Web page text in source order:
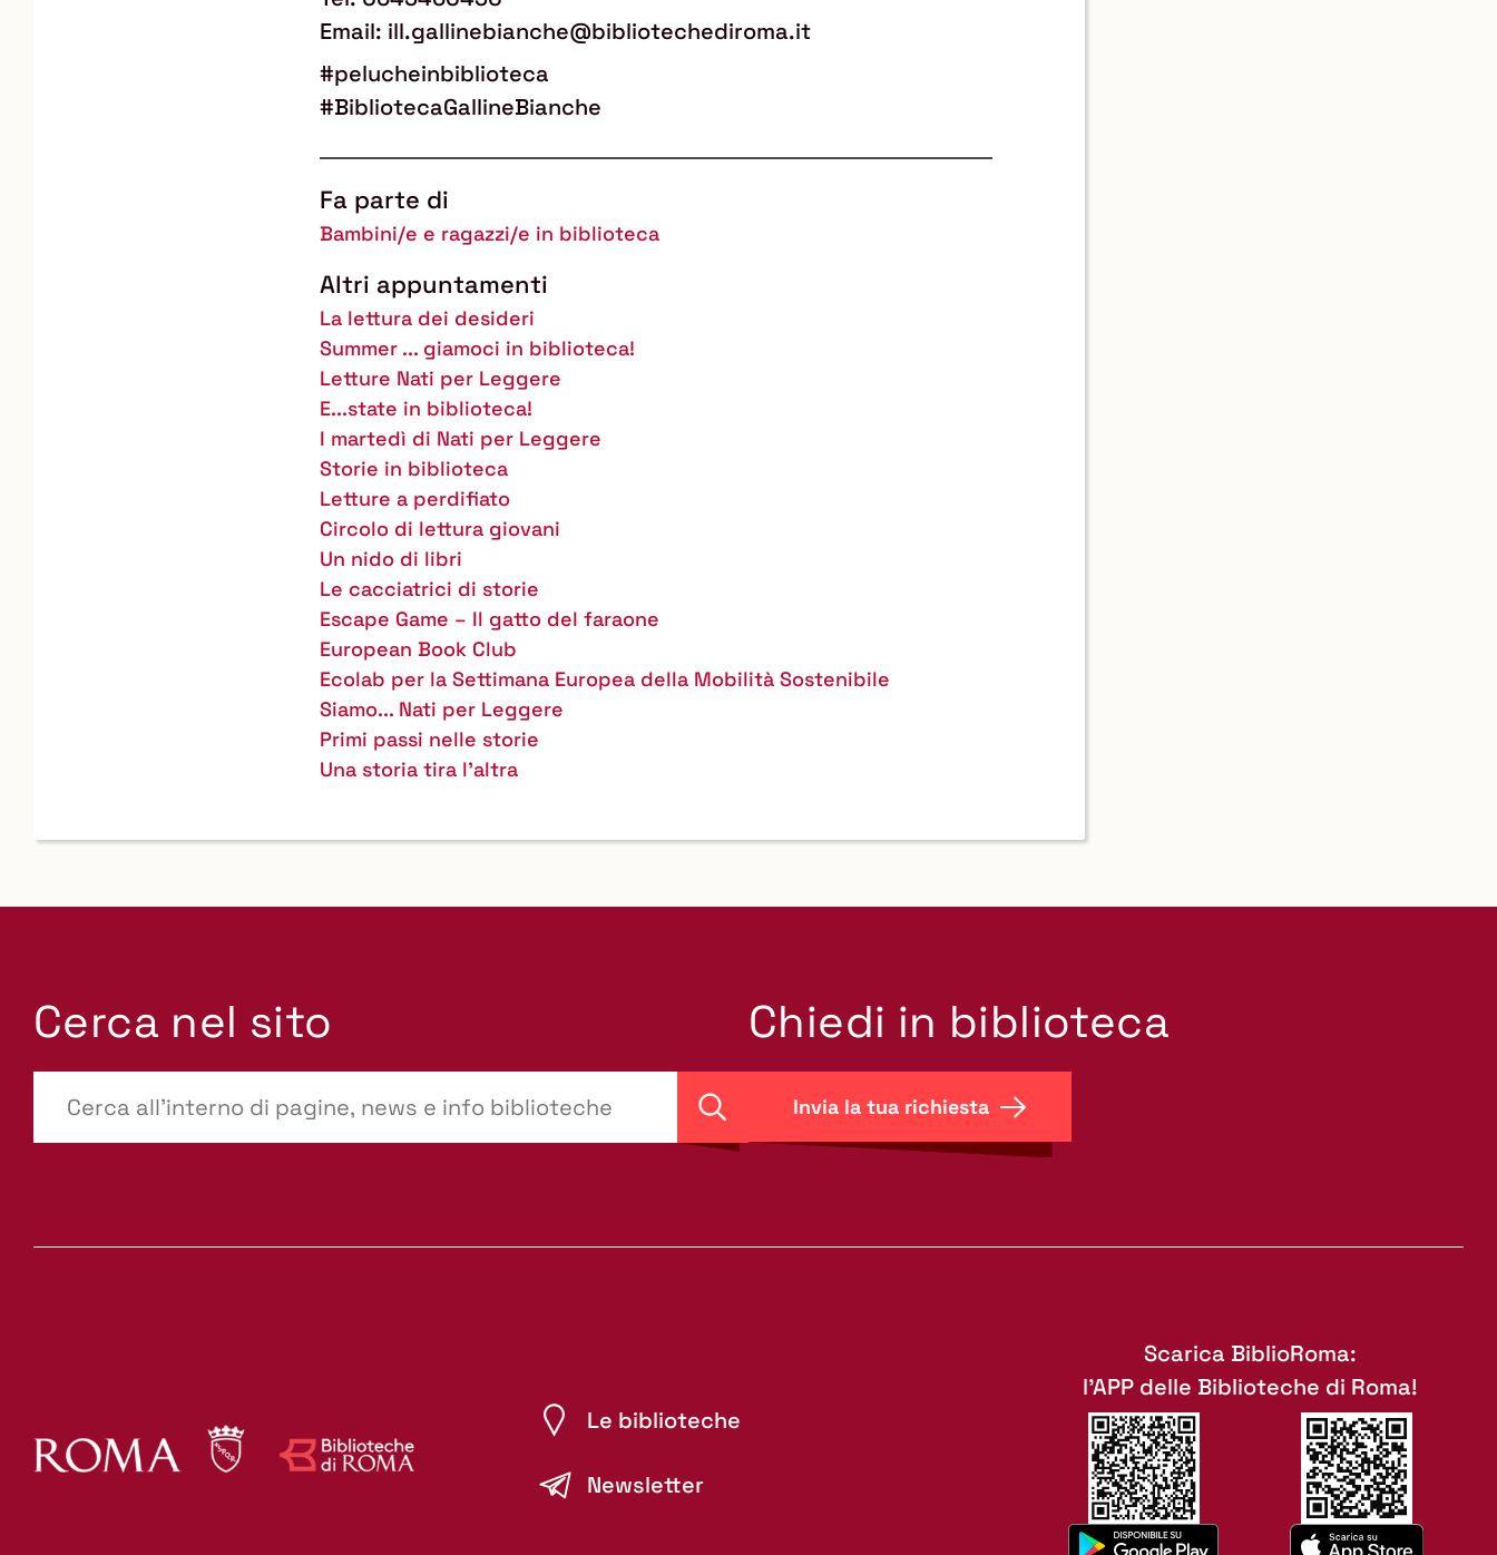
Email: ill.gallinebianche@bibliotechediroma.it
#pelucheinbiblioteca
#BibliotecaGallineBianche
Fa parte di
Bambini/e e ragazzi/e in biblioteca
Altri appuntamenti
La lettura dei desideri
Summer ... giamoci in biblioteca!
Letture Nati per Leggere
E...state in biblioteca!
I martedì di Nati per Leggere
Storie in biblioteca
Letture a perdifiato
Circolo di lettura giovani
Un nido di libri
Le cacciatrici di storie
Escape Game – Il gatto del faraone
European Book Club
Ecolab per la Settimana Europea della Mobilità Sostenibile
Siamo... Nati per Leggere
Primi passi nelle storie
Una storia tira l'altra
Cerca nel sito
site-
Cerca
Chiedi in biblioteca
Invia la tua richiesta
Le biblioteche
Newsletter
Scarica BiblioRoma:
l'APP delle Biblioteche di Roma!